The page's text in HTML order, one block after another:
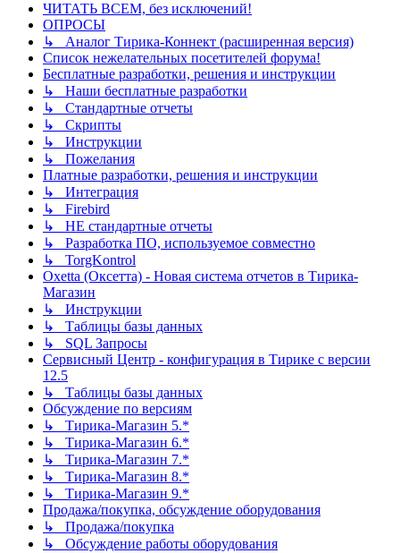
ЧИТАТЬ ВСЕМ, без исключений!
ОПРОСЫ
↳ Аналог Тирика-Коннект (расширенная версия)
Список нежелательных посетителей форума!
Бесплатные разработки, решения и инструкции
↳ Наши бесплатные разработки
↳ Стандартные отчеты
↳ Скрипты
↳ Инструкции
↳ Пожелания
Платные разработки, решения и инструкции
↳ Интеграция
↳ Firebird
↳ НЕ стандартные отчеты
↳ Разработка ПО, используемое совместно
↳ TorgKontrol
Oxetta (Оксетта) - Новая система отчетов в Тирика-
Магазин
↳ Инструкции
↳ Таблицы базы данных
↳ SQL Запросы
Сервисный Центр - конфигурация в Тирике с версии
12.5
↳ Таблицы базы данных
Обсуждение по версиям
↳ Тирика-Магазин 5.*
↳ Тирика-Магазин 6.*
↳ Тирика-Магазин 7.*
↳ Тирика-Магазин 8.*
↳ Тирика-Магазин 9.*
Продажа/покупка, обсуждение оборудования
↳ Продажа/покупка
↳ Обсуждение работы оборудования